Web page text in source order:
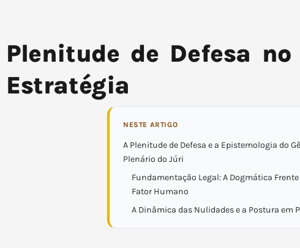
Plenitude de Defesa
Estratégia
NESTE ARTIGO
A Plenitude de Defesa e a Epistemologia do
Plenário do Júri
Fundamentação Legal: A Dogmática Frente
Fator Humano
A Dinâmica das Nulidades e a Postura em